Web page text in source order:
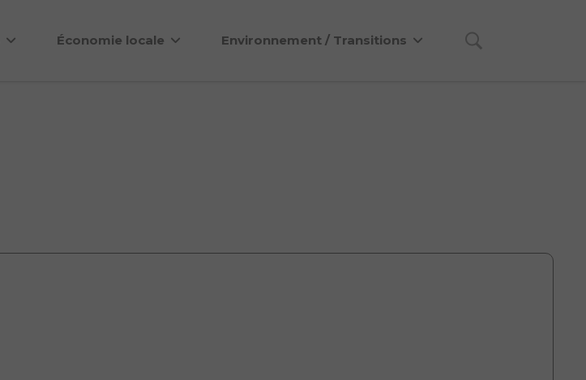
Économie locale Environnement / Transitions